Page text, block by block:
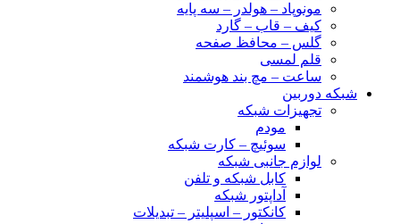
مونوپاد – هولدر – سه پایه
کیف – قاب – گارد
گلس – محافظ صفحه
قلم لمسی
ساعت – مچ بند هوشمند
شبکه دوربین
تجهیزات شبکه
مودم
سوئیچ – کارت شبکه
لوازم جانبی شبکه
کابل شبکه و تلفن
آداپتور شبکه
کانکتور – اسپلیتر – تبدیلات